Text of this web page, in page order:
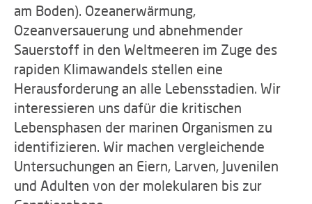
am Boden). Ozeanerwärmung,
Ozeanversauerung und abnehmender
Sauerstoff in den Weltmeeren im Zuge des
rapiden Klimawandels stellen eine
Herausforderung an alle Lebensstadien. Wir
interessieren uns dafür die kritischen
Lebensphasen der marinen Organismen zu
identifizieren. Wir machen vergleichende
Untersuchungen an Eiern, Larven, Juvenilen
und Adulten von der molekularen bis zur